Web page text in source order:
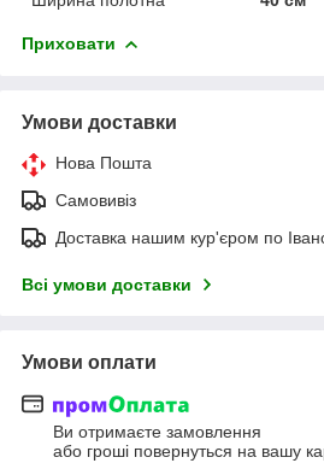
Приховати
Умови доставки
Нова Пошта
Самовивіз
Доставка нашим кур'єром по
Всі умови доставки
Умови оплати
Ви отримаєте замовлення
або гроші повернуться на вашу